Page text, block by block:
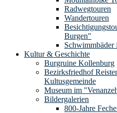
Radwegtouren
Wandertouren
Burgen"
Schwimmbäder
Kultur & Geschichte
Burgruine Kollenburg
Bezirksfriedhof
Kultusgemeinde
Museum im
Bildergalerien
800-Jahre